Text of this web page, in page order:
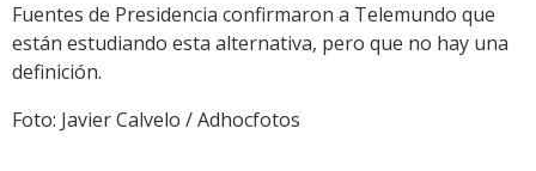
Fuentes de Presidencia confirmaron a Telemundo que
están estudiando esta alternativa, pero que no hay una
definición.
Foto: Javier Calvelo / Adhocfotos